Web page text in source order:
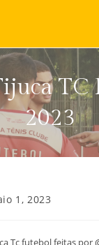
TC
2023
1, 2023
Tc futebol feitas por